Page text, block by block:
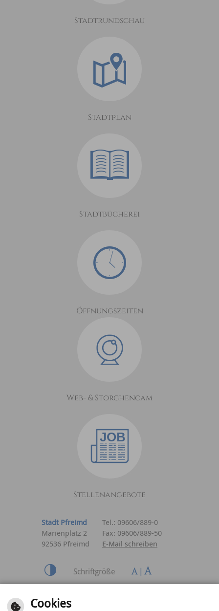
Stadtrundschau
Stadtplan
Stadtbücherei
Öffnungszeiten
Web- & Storchencam
Stellenangebote
Stadt Pfreimd
Tel.: 09606/889-0
Marienplatz 2
Fax: 09606/889-50
92536 Pfreimd
E-Mail schreiben
Schriftgröße
Datenschutzerklärung
Cookies